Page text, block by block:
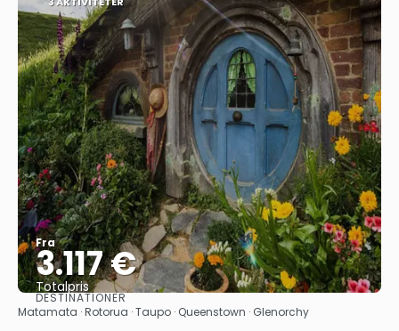
Fra
3.117 €
Totalpris
Se
DESTINATIONER
Matamata · Rotorua · Taupo · Queenstown · Glenorchy